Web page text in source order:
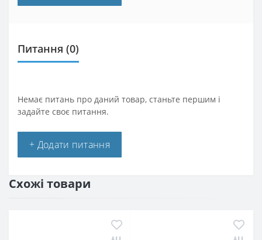
Питання (0)
Немає питань про даний товар, станьте першим і
задайте своє питання.
+ Додати питання
Схожі товари